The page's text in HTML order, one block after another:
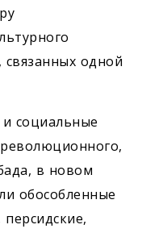
одной
социальные
в новом
обособленные